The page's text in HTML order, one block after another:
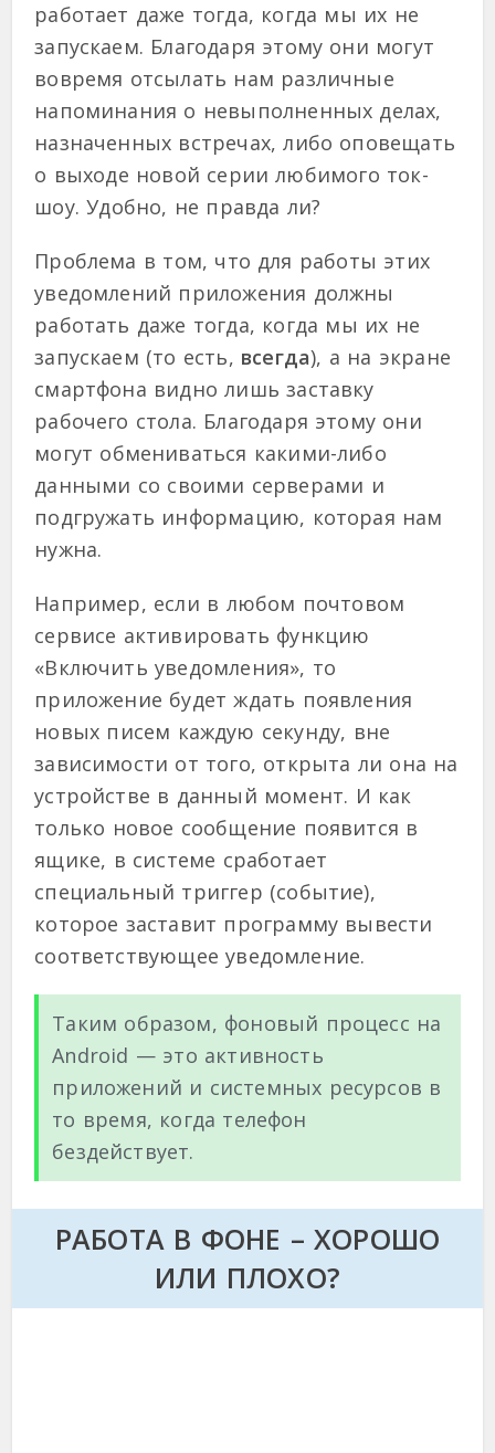
работает даже тогда, когда мы их не
запускаем. Благодаря этому они могут
вовремя отсылать нам различные
напоминания о невыполненных делах,
назначенных встречах, либо оповещать
о выходе новой серии любимого ток-
шоу. Удобно, не правда ли?
Проблема в том, что для работы этих
уведомлений приложения должны
работать даже тогда, когда мы их не
запускаем (то есть, всегда), а на экране
смартфона видно лишь заставку
рабочего стола. Благодаря этому они
могут обмениваться какими-либо
данными со своими серверами и
подгружать информацию, которая нам
нужна.
Например, если в любом почтовом
сервисе активировать функцию
«Включить уведомления», то
приложение будет ждать появления
новых писем каждую секунду, вне
зависимости от того, открыта ли она на
устройстве в данный момент. И как
только новое сообщение появится в
ящике, в системе сработает
специальный триггер (событие),
которое заставит программу вывести
соответствующее уведомление.
Таким образом, фоновый процесс на
Android — это активность
приложений и системных ресурсов в
то время, когда телефон
бездействует.
РАБОТА В ФОНЕ – ХОРОШО
ИЛИ ПЛОХО?